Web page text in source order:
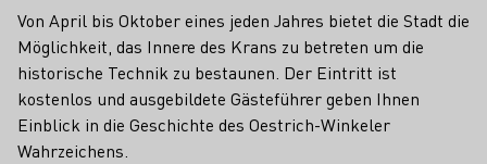
Von April bis Oktober eines jeden Jahres bietet die Stadt die
Möglichkeit, das Innere des Krans zu betreten um die
historische Technik zu bestaunen. Der Eintritt ist
kostenlos und ausgebildete Gästeführer geben Ihnen
Einblick in die Geschichte des Oestrich-Winkeler
Wahrzeichens.